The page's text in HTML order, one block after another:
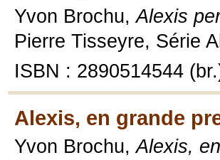
Yvon Brochu,Alexis
Pierre Tisseyre, Série
ISBN : 2890514544
Alexis, en grande
Yvon Brochu,Alexis,